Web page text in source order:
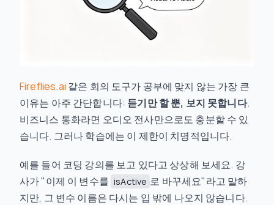
Fireflies.ai 같은 회의 도구가 공부에 맞지 않는 가장 큰
이유는 아주 간단합니다: 듣기만 할 뿐, 보지 못합니다.
비즈니스 통화라면 오디오 전사만으로도 충분할 수 있
습니다. 그러나 학습에는 이 제한이 치명적입니다.
예를 들어 코딩 강의를 보고 있다고 상상해 보세요. 강
사가 "이제 이 변수를 isActive 로 바꾸세요"라고 말하
지만, 그 변수 이름은 다시는 입 밖에 나오지 않습니다.